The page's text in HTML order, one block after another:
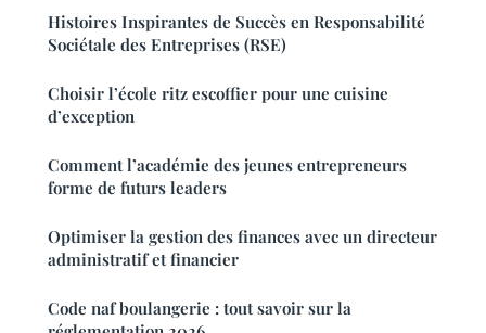
Histoires Inspirantes de Succès en Responsabilité
Sociétale des Entreprises (RSE)
Choisir l’école ritz escoffier pour une cuisine
d’exception
Comment l’académie des jeunes entrepreneurs
forme de futurs leaders
Optimiser la gestion des finances avec un directeur
administratif et financier
Code naf boulangerie : tout savoir sur la